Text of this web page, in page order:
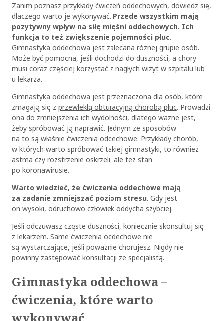
Zanim poznasz przykłady ćwiczeń oddechowych, dowiedz się,
dlaczego warto je wykonywać. Przede wszystkim mają
pozytywny wpływ na siłę mięśni oddechowych. Ich
funkcja to też zwiększenie pojemności płuc.
Gimnastyka oddechowa jest zalecana różnej grupie osób.
Może być pomocna, jeśli dochodzi do duszności, a chory
musi coraz częściej korzystać z nagłych wizyt w szpitalu lub
u lekarza.
Gimnastyka oddechowa jest przeznaczona dla osób, które
zmagają się z przewlekłą obturacyjną chorobą płuc. Prowadzi
ona do zmniejszenia ich wydolności, dlatego ważne jest,
żeby spróbować ją naprawić. Jednym ze sposobów
na to są właśnie ćwiczenia oddechowe. Przykłady chorób,
w których warto spróbować takiej gimnastyki, to również
astma czy rozstrzenie oskrzeli, ale też stan
po koronawirusie.
Warto wiedzieć, że ćwiczenia oddechowe mają
za zadanie zmniejszać poziom stresu. Gdy jest
on wysoki, odruchowo człowiek oddycha szybciej.
Jeśli odczuwasz częste duszności, koniecznie skonsultuj się
z lekarzem. Same ćwiczenia oddechowe nie
są wystarczające, jeśli poważnie chorujesz. Nigdy nie
powinny zastępować konsultacji ze specjalistą.
Gimnastyka oddechowa –
ćwiczenia, które warto